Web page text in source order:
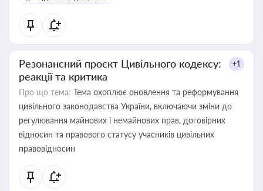
Резонансний проєкт Цивільного кодексу:
реакції та критика
+1
Про що тема: Тема охоплює оновлення та реформування
цивільного законодавства України, включаючи зміни до
регулювання майнових і немайнових прав, договірних
відносин та правового статусу учасників цивільних
правовідносин